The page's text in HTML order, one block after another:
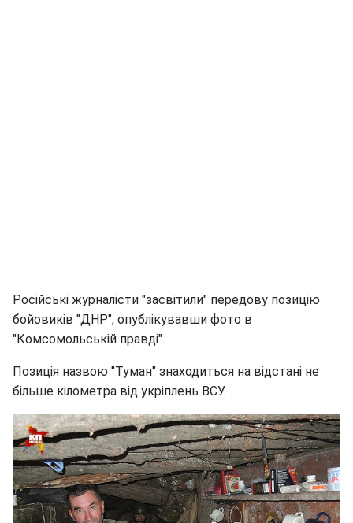
Російські журналісти "засвітили" передову позицію
бойовиків "ДНР", опублікувавши фото в
"Комсомольській правді".
Позиція назвою "Туман" знаходиться на відстані не
більше кілометра від укріплень ВСУ.